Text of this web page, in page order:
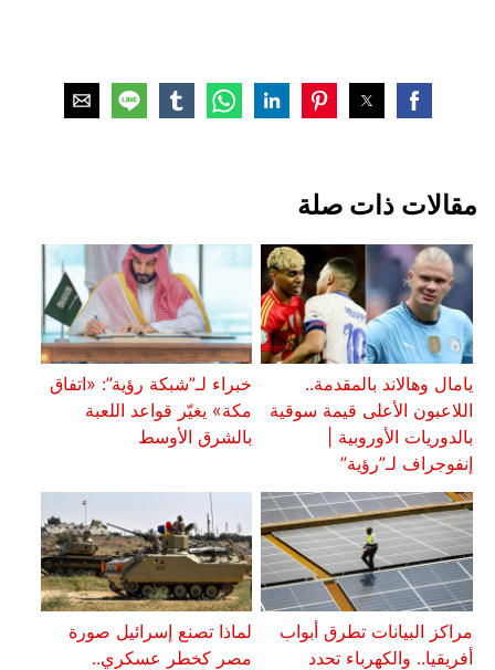
مقالات ذات صلة
يامال وهالاند بالمقدمة..
اللاعبون الأعلى قيمة سوقية
بالدوريات الأوروبية |
إنفوجراف لـ”رؤية”
خبراء لـ”شبكة رؤية”: «اتفاق
مكة» يغيّر قواعد اللعبة
بالشرق الأوسط
مراكز البيانات تطرق أبواب
أفريقيا.. والكهرباء تحدد
لماذا تصنع إسرائيل صورة
مصر كخطر عسكري..